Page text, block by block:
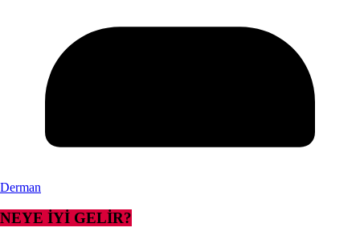
Derman
NEYE İYİ GELİR?